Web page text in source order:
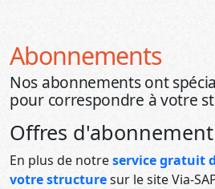
Abonnements
Nos abonnements ont
pour correspondre à votre
Offres d'abonnement
En plus de notreservice gratuit
votre structuresur le site Via-